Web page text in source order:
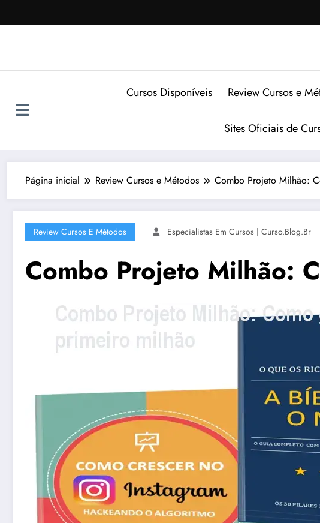
para
Cursos Disponíveis Review Cursos e
Sites Oficiais de
Página inicial Review Cursos e Métodos Combo Projeto Milhão:
Review Cursos E Métodos Especialistas Em Cursos | Curso.blog.br
Combo Projeto Milhão: